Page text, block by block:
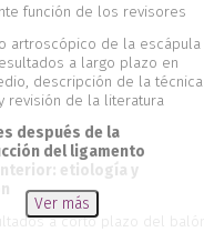
función de los revisores
artroscópico de la escápula
a largo plazo en
descripción de la técnica
revisión de la literatura
después de la
del ligamento
etiología y
a corto plazo del balón
Ver más